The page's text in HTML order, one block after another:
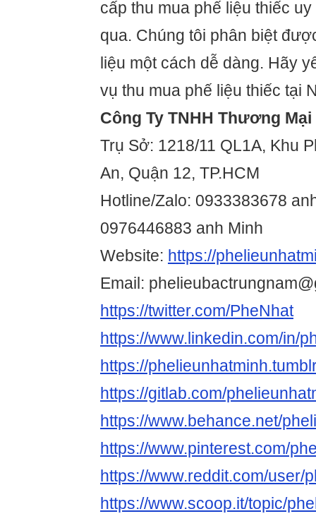
cấp thu mua phế liệu thiếc
qua. Chúng tôi phân biệt
liệu một cách dễ dàng. Hãy
vụ thu mua phế liệu thiếc tại
Công Ty TNHH Thương
Trụ Sở: 1218/11 QL1A, Khu
An, Quận 12, TP.HCM
Hotline/Zalo: 0933383678
0976446883 anh Minh
Website: https://
Email:
https://twitter.com/PheNhat
https://www.linkedin.com/in/
https://
https://gitlab.com/
https://www.behance.net/
https://www.pinterest.com/
https://www.reddit.com/user/
https://www.scoop.it/topic/